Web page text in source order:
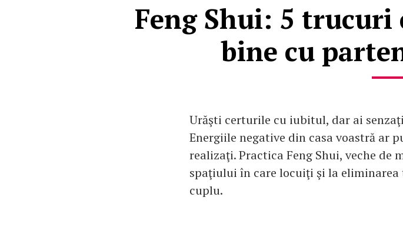
Feng Shui: 5 trucuri
bine cu
Urăşti certurile cu iubitul, dar ai
Energiile negative din casa voastră ar
realizaţi. Practica Feng Shui, veche de
spaţiului în care locuiţi şi la eliminarea
cuplu.